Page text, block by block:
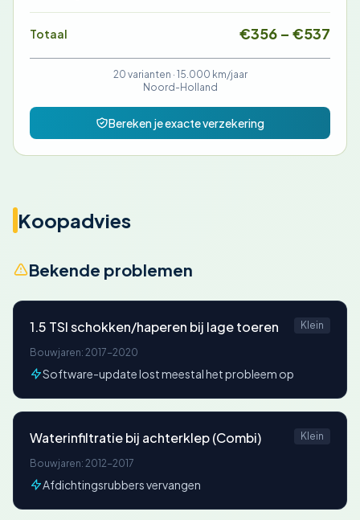
Totaal €356 – €537
20 varianten · 15.000 km/jaar
Noord-Holland
Bereken je exacte verzekering
Koopadvies
Bekende problemen
1.5 TSI schokken/haperen bij lage toeren Klein
Bouwjaren: 2017-2020
Software-update lost meestal het probleem op
Waterinfiltratie bij achterklep (Combi) Klein
Bouwjaren: 2012-2017
Afdichtingsrubbers vervangen